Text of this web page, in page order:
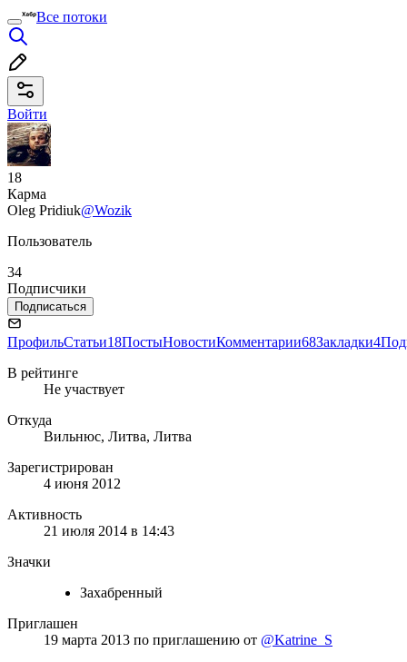
Все потоки
Войти
18
Карма
Oleg Pridiuk@Wozik
Пользователь
34
Подписчики
Подписаться
ПрофильСтатьи18ПостыНовостиКомментарии68Закладки4
В рейтинге
Не участвует
Откуда
Вильнюс, Литва, Литва
Зарегистрирован
4 июня 2012
Активность
21 июля 2014 в 14:43
Значки
Захабренный
Приглашен
19 марта 2013 по приглашению от @Katrine_S